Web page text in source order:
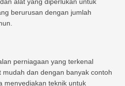
alat yang diperlukan untuk
berurusan dengan jumlah
perniagaan yang terkenal
dan dengan banyak contoh
menyediakan teknik untuk